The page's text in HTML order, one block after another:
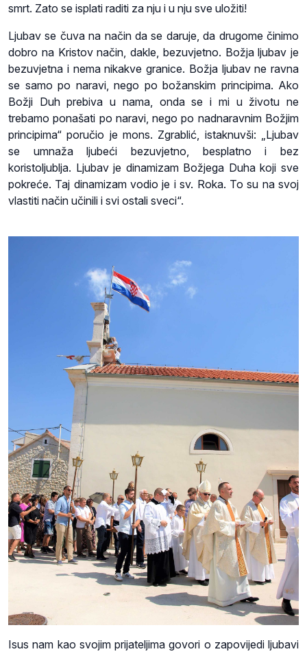
smrt. Zato se isplati raditi za nju i u nju sve uložiti!
Ljubav se čuva na način da se daruje, da drugome činimo
dobro na Kristov način, dakle, bezuvjetno. Božja ljubav je
bezuvjetna i nema nikakve granice. Božja ljubav ne ravna
se samo po naravi, nego po božanskim principima. Ako
Božji Duh prebiva u nama, onda se i mi u životu ne
trebamo ponašati po naravi, nego po nadnaravnim Božjim
principima“ poručio je mons. Zgrablić, istaknuvši: „Ljubav
se umnaža ljubeći bezuvjetno, besplatno i bez
koristoljublja. Ljubav je dinamizam Božjega Duha koji sve
pokreće. Taj dinamizam vodio je i sv. Roka. To su na svoj
vlastiti način učinili i svi ostali sveci“.
Isus nam kao svojim prijateljima govori o zapovijedi ljubavi